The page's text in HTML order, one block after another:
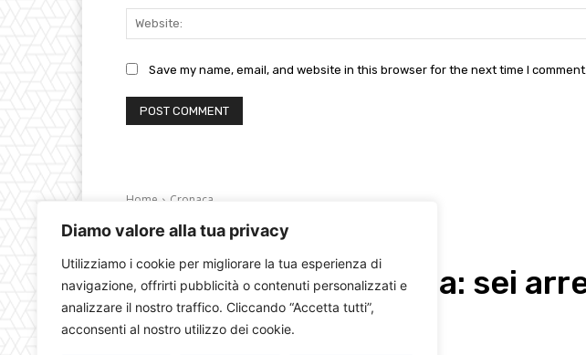
Diamo valore alla tua privacy
Utilizziamo i cookie per migliorare la tua esperienza di
navigazione, offrirti pubblicità o contenuti personalizzati e
analizzare il nostro traffico. Cliccando “Accetta tutti”,
acconsenti al nostro utilizzo dei cookie.
Save my name, email, and website in this browser for the next time I comment.